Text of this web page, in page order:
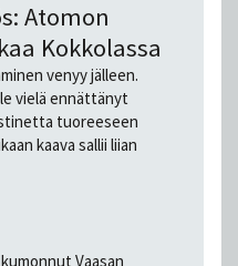
Atomon
Kokkolassa
venyy jälleen.
vielä ennättänyt
tuoreeseen
kaava sallii liian
Vaasan